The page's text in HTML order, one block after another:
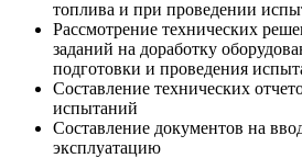
топлива и при проведении
Рассмотрение технических
заданий на доработку
подготовки и проведения
Составление технических
испытаний
Составление документов на
эксплуатацию